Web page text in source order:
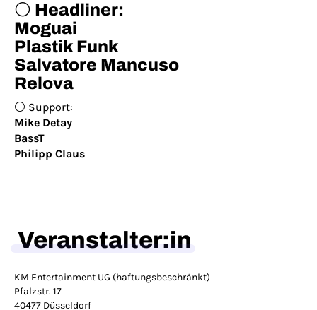
⚪️ Headliner:
Moguai
Plastik Funk
Salvatore Mancuso
Relova
⚪️ Support:
Mike Detay
BassT
Philipp Claus
Veranstalter:in
KM Entertainment UG (haftungsbeschränkt)
Pfalzstr. 17
40477 Düsseldorf